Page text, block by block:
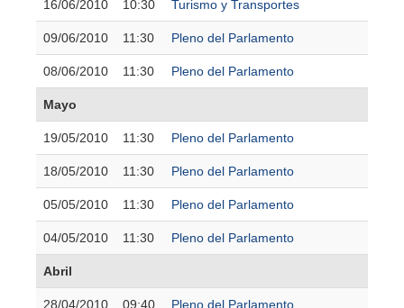
16/06/2010 10:30 Turismo y Transportes
09/06/2010 11:30 Pleno del Parlamento
08/06/2010 11:30 Pleno del Parlamento
Mayo
19/05/2010 11:30 Pleno del Parlamento
18/05/2010 11:30 Pleno del Parlamento
05/05/2010 11:30 Pleno del Parlamento
04/05/2010 11:30 Pleno del Parlamento
Abril
28/04/2010 09:40 Pleno del Parlamento